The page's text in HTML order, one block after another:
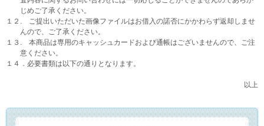
じめご了承ください。
１２. ご提出いただいた画像ファイルはお借入の諾否にかかわらず返却しませ
んので、ご了承ください。
１３. 本商品は専用のキャッシュカードおよび通帳はございませんので、ご注
意ください。
１４．必要書類は以下の通りとなります。
以上